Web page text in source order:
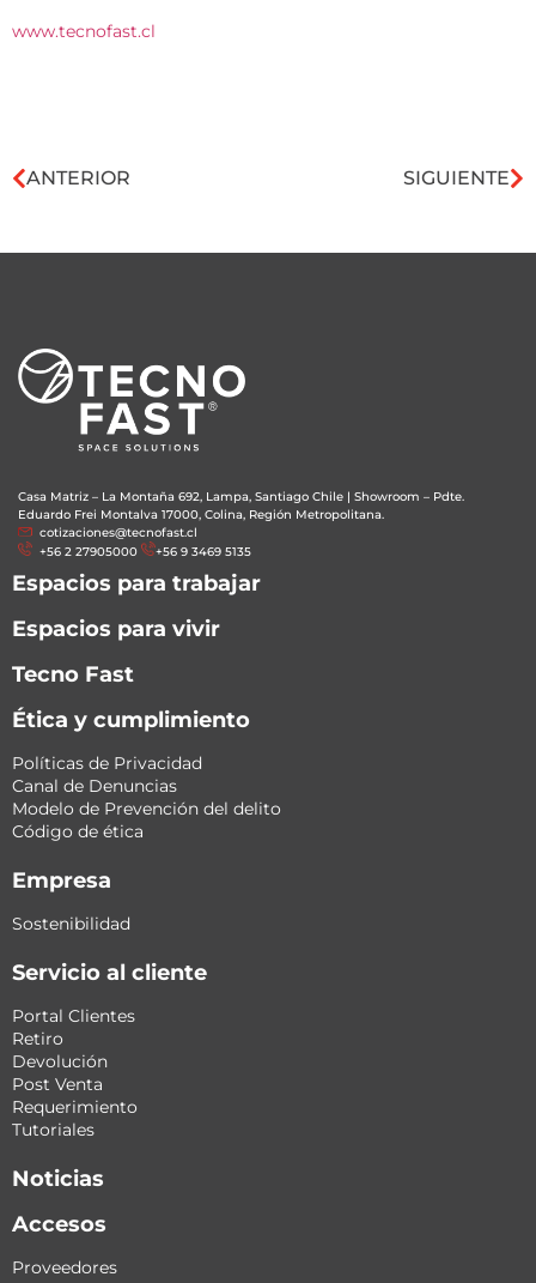
www.tecnofast.cl
ANTERIOR SIGUIENTE
Casa Matriz – La Montaña 692, Lampa, Santiago Chile | Showroom – Pdte.
Eduardo Frei Montalva 17000, Colina, Región Metropolitana.
cotizaciones@tecnofast.cl
+56 2 27905000
+56 9 3469 5135
Espacios para trabajar
Espacios para vivir
Tecno Fast
Ética y cumplimiento
Políticas de Privacidad
Canal de Denuncias
Modelo de Prevención del delito
Código de ética
Empresa
Sostenibilidad
Servicio al cliente
Portal Clientes
Retiro
Devolución
Post Venta
Requerimiento
Tutoriales
Noticias
Accesos
Proveedores